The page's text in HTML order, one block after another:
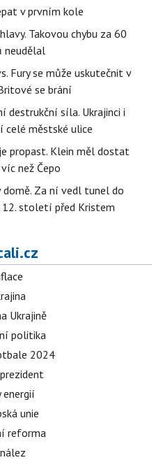
v prvním kole
Takovou chybu za 60
neudělal
Fury se může uskutečnit v
se brání
destrukční síla. Ukrajinci i
celé městské ulice
propast. Klein měl dostat
než Čepo
Za ní vedl tunel do
století před Kristem
Ukrajině
politika
2024
energií
unie
reforma